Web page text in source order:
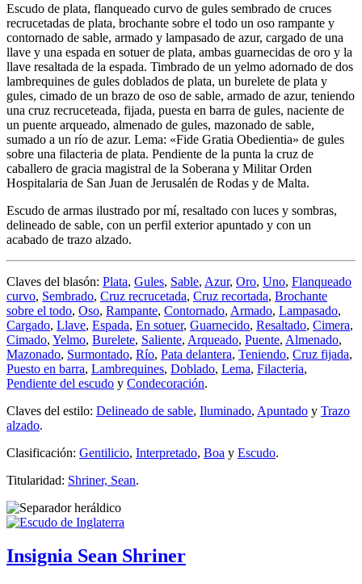
Escudo de plata, flanqueado curvo de gules sembrado de cruces
recrucetadas de plata, brochante sobre el todo un oso rampante y
contornado de sable, armado y lampasado de azur, cargado de una
llave y una espada en sotuer de plata, ambas guarnecidas de oro y la
llave resaltada de la espada. Timbrado de un yelmo adornado de dos
lambrequines de gules doblados de plata, un burelete de plata y
gules, cimado de un brazo de oso de sable, armado de azur, teniendo
una cruz recruceteada, fijada, puesta en barra de gules, naciente de
un puente arqueado, almenado de gules, mazonado de sable,
sumado a un río de azur. Lema: «Fide Gratia Obedientia» de gules
sobre una filacteria de plata. Pendiente de la punta la cruz de
caballero de gracia magistral de la Soberana y Militar Orden
Hospitalaria de San Juan de Jerusalén de Rodas y de Malta.
Escudo de armas ilustrado por mí, resaltado con luces y sombras,
delineado de sable, con un perfil exterior apuntado y con un
acabado de trazo alzado.
Claves del blasón: Plata, Gules, Sable, Azur, Oro, Uno, Flanqueado
curvo, Sembrado, Cruz recrucetada, Cruz recortada, Brochante
sobre el todo, Oso, Rampante, Contornado, Armado, Lampasado,
Cargado, Llave, Espada, En sotuer, Guarnecido, Resaltado, Cimera,
Cimado, Yelmo, Burelete, Saliente, Arqueado, Puente, Almenado,
Mazonado, Surmontado, Río, Pata delantera, Teniendo, Cruz fijada,
Puesto en barra, Lambrequines, Doblado, Lema, Filacteria,
Pendiente del escudo y Condecoración.
Claves del estilo: Delineado de sable, Iluminado, Apuntado y Trazo
alzado.
Clasificación: Gentilicio, Interpretado, Boa y Escudo.
Titularidad: Shriner, Sean.
Insignia Sean Shriner